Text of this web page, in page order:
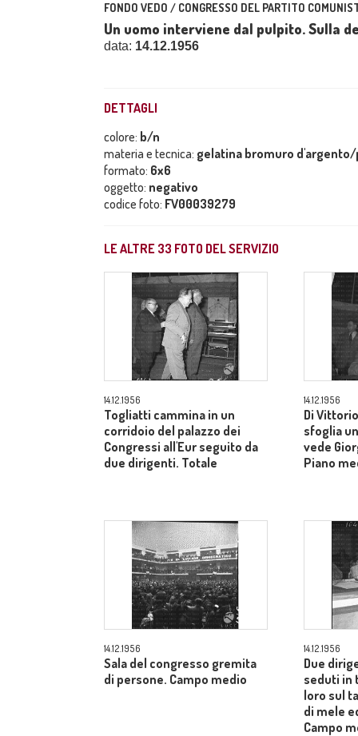
FONDO VEDO / CONGRESSO DEL PARTITO
Un uomo interviene dal pulpito. Sulla
data: 14.12.1956
DETTAGLI
colore: b/n
materia e tecnica: gelatina bromuro
formato: 6x6
oggetto: negativo
codice foto: FV00039279
LE ALTRE 33 FOTO DEL SERVIZIO
14.12.1956
Togliatti cammina in un
corridoio del palazzo dei
Congressi all'Eur seguito da
due dirigenti. Totale
14.12.1956
Di
sfoglia
vede
Piano
14.12.1956
Sala del congresso gremita
di persone. Campo medio
14.12.1956
Due
seduti in
loro sul
di mele
Campo